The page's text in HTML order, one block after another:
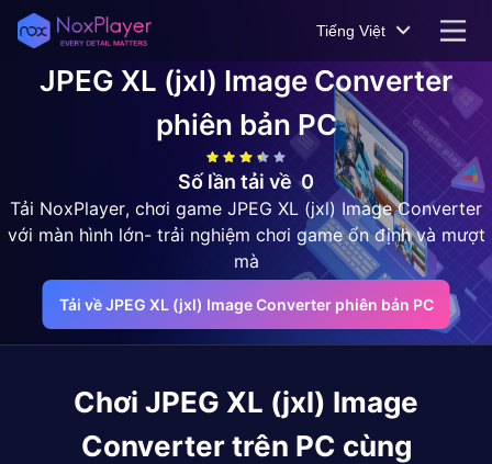
Tiếng Việt
JPEG XL (jxl) Image Converter
phiên bản PC
Số lần tải về 0
Tải NoxPlayer, chơi game JPEG XL (jxl) Image Converter
với màn hình lớn- trải nghiệm chơi game ổn định và mượt
mà
Tải về JPEG XL (jxl) Image Converter phiên bản PC
Chơi JPEG XL (jxl) Image
Converter trên PC cùng